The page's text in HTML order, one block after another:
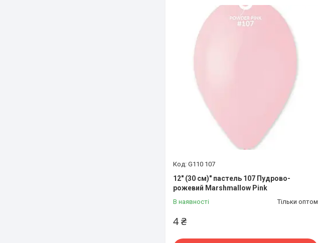
G110 107
12" (30 см)" пастель 107 Пудрово-
рожевий Marshmallow Pink
В наявності Тільки оптом
4 ₴